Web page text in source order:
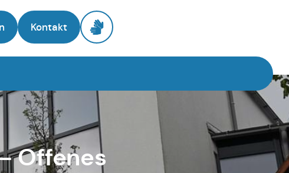
Kontakt
Offenes